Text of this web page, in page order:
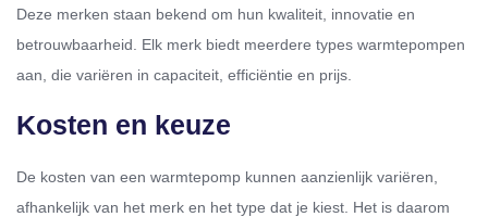
Deze merken staan bekend om hun kwaliteit, innovatie en
betrouwbaarheid. Elk merk biedt meerdere types warmtepompen
aan, die variëren in capaciteit, efficiëntie en prijs.
Kosten en keuze
De kosten van een warmtepomp kunnen aanzienlijk variëren,
afhankelijk van het merk en het type dat je kiest. Het is daarom